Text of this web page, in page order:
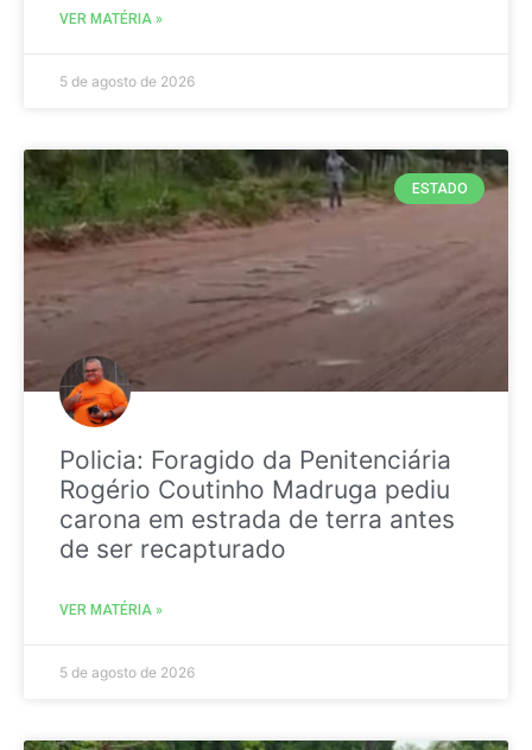
VER MATÉRIA »
5 de agosto de 2026
ESTADO
Policia: Foragido da Penitenciária
Rogério Coutinho Madruga pediu
carona em estrada de terra antes
de ser recapturado
VER MATÉRIA »
5 de agosto de 2026